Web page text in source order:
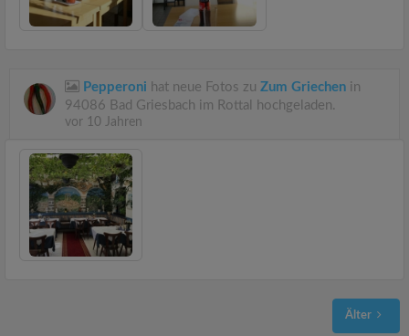
Pepperoni hat neue Fotos zu Zum Griechen in
94086 Bad Griesbach im Rottal hochgeladen.
vor 10 Jahren
Älter